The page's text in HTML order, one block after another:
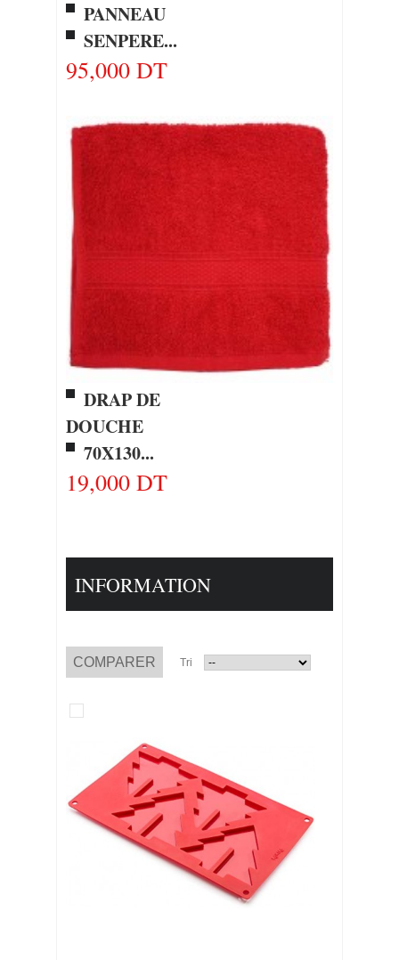
PANNEAU
SENPERE...
95,000 DT
DRAP DE
DOUCHE
70X130...
19,000 DT
INFORMATION
Tri